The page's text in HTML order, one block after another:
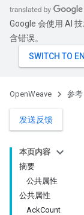
Google 会使用 AI
含错误。
OpenWeave 参考
发送反馈
本页内容
摘要
公共属性
公共属性
AckCount